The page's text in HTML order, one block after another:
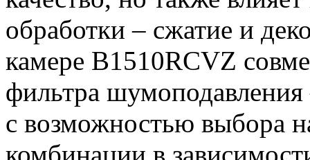
обработки – сжатие и
камере B1510RCVZ
фильтра
с возможностью выбора